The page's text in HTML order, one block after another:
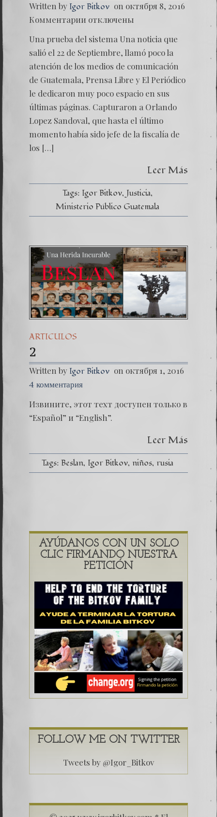
Written by Igor Bitkov on октября 8, 2016
Комментарии
записи
Prueba
Sistema
отключены
Una prueba del sistema Una noticia que
salió el 22 de Septiembre, llamó poco la
atención de los medios de comunicación
de Guatemala, Prensa Libre y El Periódico
le dedicaron muy poco espacio en sus
últimas páginas. Capturaron a Orlando
Lopez Sandoval, que hasta el último
momento había sido jefe de la fiscalía de
los […]
Leer Más
Tags: Igor Bitkov Justicia
Ministerio Público Guatemala
ARTICULOS
2
Written by Igor Bitkov on октября 1, 2016
4 комментария
Извините, этот техт доступен только в
“Español” и “English”.
Leer Más
Tags: Beslan Igor Bitkov niños rusia
AYÚDANOS CON UN SOLO
CLIC FIRMANDO NUESTRA
PETICIÓN
FOLLOW ME ON TWITTER
Tweets by @Igor_Bitkov